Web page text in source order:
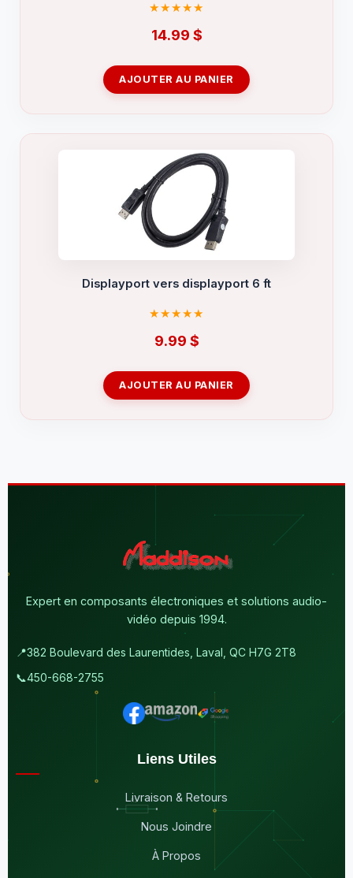
14.99 $
AJOUTER AU PANIER
Displayport vers displayport 6 ft
9.99 $
AJOUTER AU PANIER
Expert en composants électroniques et solutions audio-
vidéo depuis 1994.
📍382 Boulevard des Laurentides, Laval, QC H7G 2T8
📞450-668-2755
Liens Utiles
Livraison & Retours
Nous Joindre
À Propos